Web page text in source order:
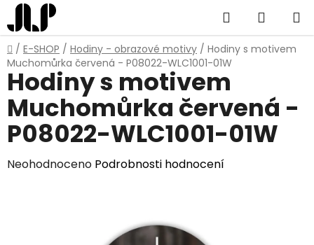
Přejít
na
obsah
Hledat
KOŠÍK
Domů
/ E-SHOP / Hodiny - obrazové motivy / Hodiny s motivem
Muchomůrka červená - P08022-WLC1001-01W
Hodiny s motivem
Muchomůrka červená -
P08022-WLC1001-01W
Průměrné
Neohodnoceno Podrobnosti hodnocení